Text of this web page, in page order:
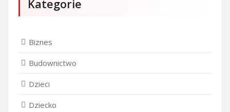
Kategorie
Biznes
Budownictwo
Dzieci
Dziecko